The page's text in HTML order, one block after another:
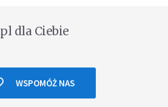
dla Ciebie
WSPOMÓŻ NAS